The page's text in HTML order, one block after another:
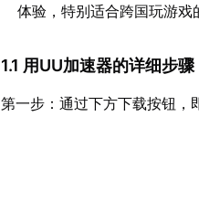
体验，特别适合跨国玩游戏
1.1 用UU加速器的详细步骤
第一步：通过下方下载按钮，